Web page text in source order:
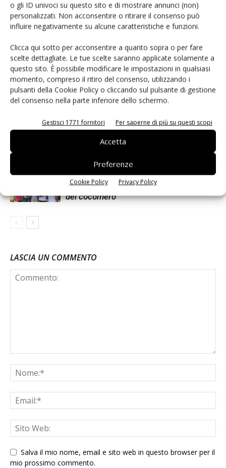
o gli ID univoci su questo sito e di mostrare annunci (non)
personalizzati. Non acconsentire o ritirare il consenso può
influire negativamente su alcune caratteristiche e funzioni.
Clicca qui sotto per acconsentire a quanto sopra o per fare
scelte dettagliate. Le tue scelte saranno applicate solamente a
questo sito. È possibile modificare le impostazioni in qualsiasi
momento, compreso il ritiro del consenso, utilizzando i
pulsanti della Cookie Policy o cliccando sul pulsante di gestione
del consenso nella parte inferiore dello schermo.
Gestisci 1771 fornitori Per saperne di più su questi scopi
Accetta
Preferenze
Cookie Policy Privacy Policy
Articoli correlati Di più dello stesso autore
Apofruit, estate da record per il bio:
Canova e ViviToscano crescono a
doppia cifra
Non è una susina: è Metis… e può
Known-You Seed Europa e Consorzio
Dolce Passione puntano sull’innovazione
del cocomero
LASCIA UN COMMENTO
Salva il mio nome, email e sito web in questo browser per il
mio prossimo commento.